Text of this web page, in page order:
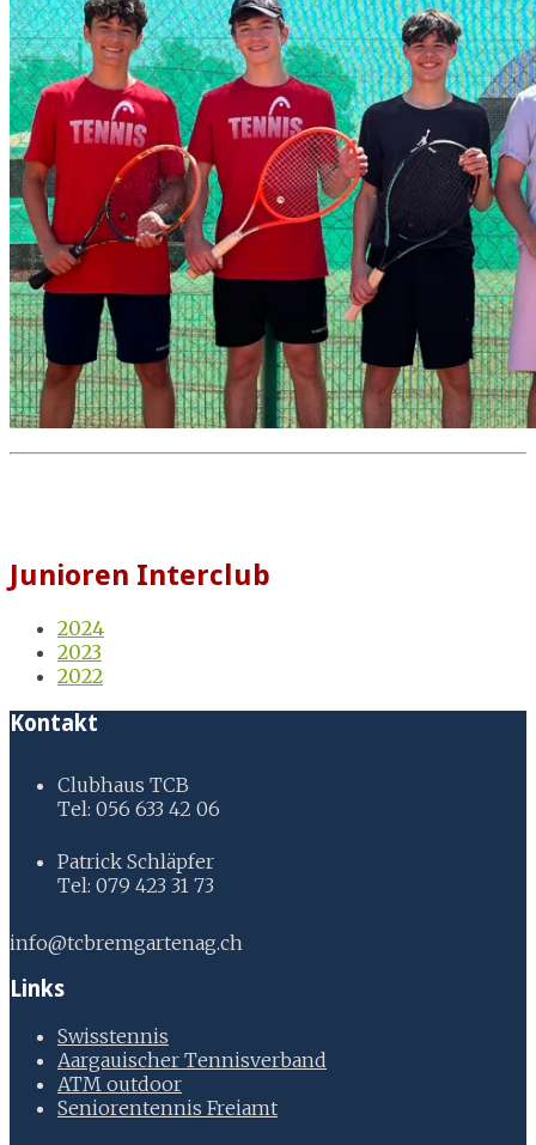
Junioren Interclub
2024
2023
2022
Kontakt
Clubhaus TCB
Tel: 056 633 42 06
Patrick Schläpfer
Tel: 079 423 31 73
info@tcbremgartenag.ch
Links
Swisstennis
Aargauischer Tennisverband
ATM outdoor
Seniorentennis Freiamt